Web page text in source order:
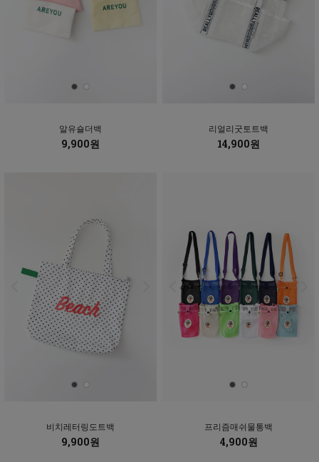
알유숄더백
9,900원
리얼리굿토트백
14,900원
비치레터링도트백
9,900원
프리즘매쉬물통백
4,900원